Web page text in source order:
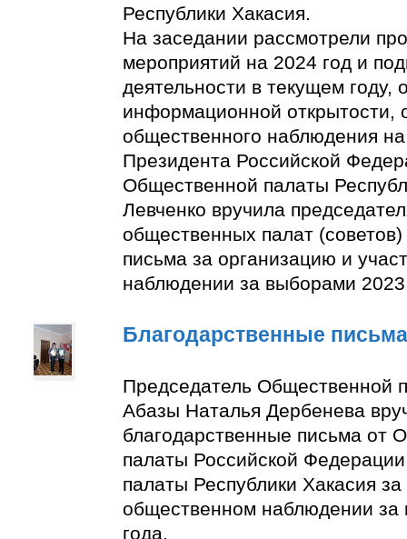
Республики Хакасия.
На заседании рассмотрели
мероприятий на 2024 год и
деятельности в текущем году,
информационной открытости,
общественного наблюдения
Президента Российской
Общественной палаты
Левченко вручила
общественных палат
письма за организацию и
наблюдении за выборами 2023
Благодарственные письма
Председатель Общественной
Абазы Наталья Дербенева
благодарственные письма от
палаты Российской
палаты Республики Хакасия за
общественном наблюдении за
года.